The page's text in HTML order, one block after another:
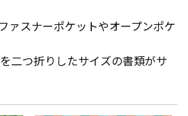
スナーポケットやオープンポケ
二つ折りしたサイズの書類がサ